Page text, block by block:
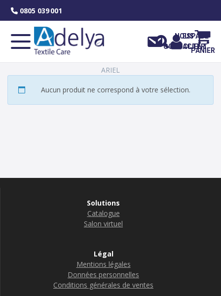
0805 039 001
NOUS
CONTACTER
ESPACE
CLIENT
PANIER
ARIEL
Aucun produit ne correspond à votre sélection.
Solutions
Catalogue
Salon virtuel
Légal
Mentions légales
Données personnelles
Conditions générales de ventes